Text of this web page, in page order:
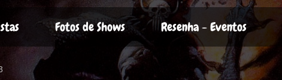
Fotos de Shows Resenha - Eventos